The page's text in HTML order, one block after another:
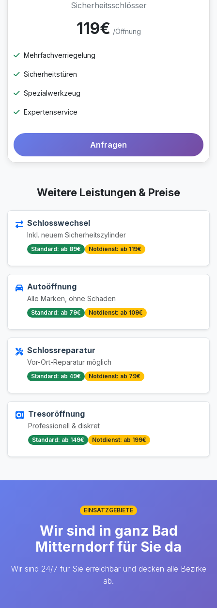
Sicherheitsschlösser
119€ /Öffnung
Mehrfachverriegelung
Sicherheitstüren
Spezialwerkzeug
Expertenservice
Anfragen
Weitere Leistungen & Preise
Schlosswechsel
Inkl. neuem Sicherheitszylinder
Standard: ab 89€ Notdienst: ab 119€
Autoöffnung
Alle Marken, ohne Schäden
Standard: ab 79€ Notdienst: ab 109€
Schlossreparatur
Vor-Ort-Reparatur möglich
Standard: ab 49€ Notdienst: ab 79€
Tresoröffnung
Professionell & diskret
Standard: ab 149€ Notdienst: ab 199€
EINSATZGEBIETE
Wir sind in ganz Bad
Mitterndorf für Sie da
Wir sind 24/7 für Sie erreichbar und decken alle Bezirke
ab.